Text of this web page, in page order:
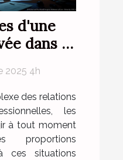
d'une
dans la
2025 4h
des relations
les
à tout moment
proportions
ces situations